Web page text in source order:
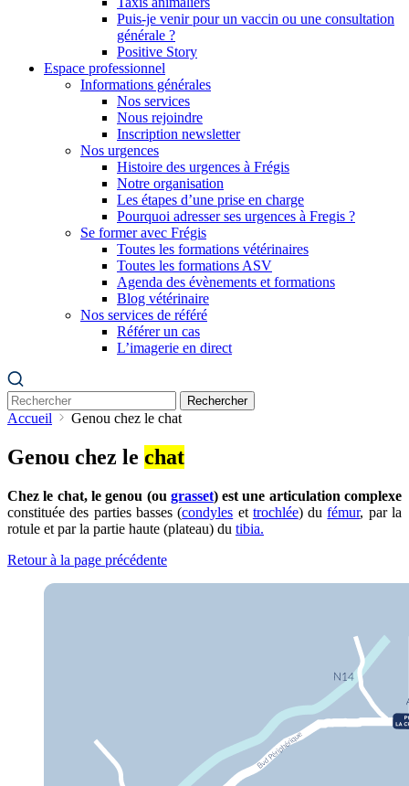
Puis-je venir pour un vaccin ou une consultation
générale ?
Positive Story
Espace professionnel
Informations générales
Nos services
Nous rejoindre
Inscription newsletter
Nos urgences
Histoire des urgences à Frégis
Notre organisation
Les étapes d’une prise en charge
Pourquoi adresser ses urgences à Fregis ?
Se former avec Frégis
Toutes les formations vétérinaires
Toutes les formations ASV
Agenda des évènements et formations
Blog vétérinaire
Nos services de référé
Référer un cas
L’imagerie en direct
Rechercher
Accueil Genou chez le chat
Genou chez le chat
Chez le chat, le genou (ou grasset) est une articulation complexe
constituée des parties basses (condyles et trochlée) dufémur, par la
rotule et par la partie haute (plateau) du tibia.
Retour à la page précédente